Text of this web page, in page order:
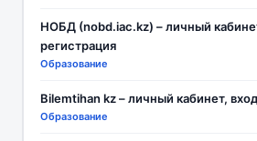
НОБД (nobd.iac.kz) – личный
регистрация
Образование
Bilemtihan kz – личный кабинет,
Образование